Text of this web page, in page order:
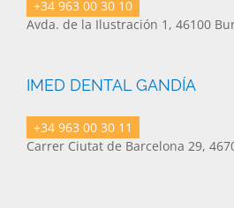
+34 963 00 30 10
Avda. de la Ilustración 1, 46100
IMED DENTAL GANDÍA
+34 963 00 30 11
Carrer Ciutat de Barcelona 29,